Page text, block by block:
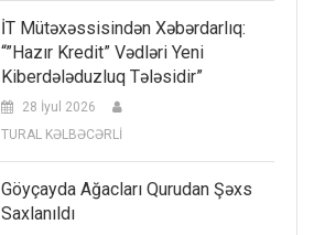
İT Mütəxəssisindən Xəbərdarlıq:
“”Hazır Kredit” Vədləri Yeni
Kiberdələduzluq Tələsidir”
28 İyul 2026
TURAL KƏLBƏCƏRLİ
Göyçayda Ağacları Qurudan Şəxs
Saxlanıldı